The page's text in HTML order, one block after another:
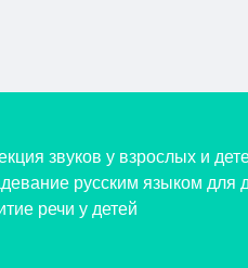
звуков у взрослых и
русским языком для
речи у детей